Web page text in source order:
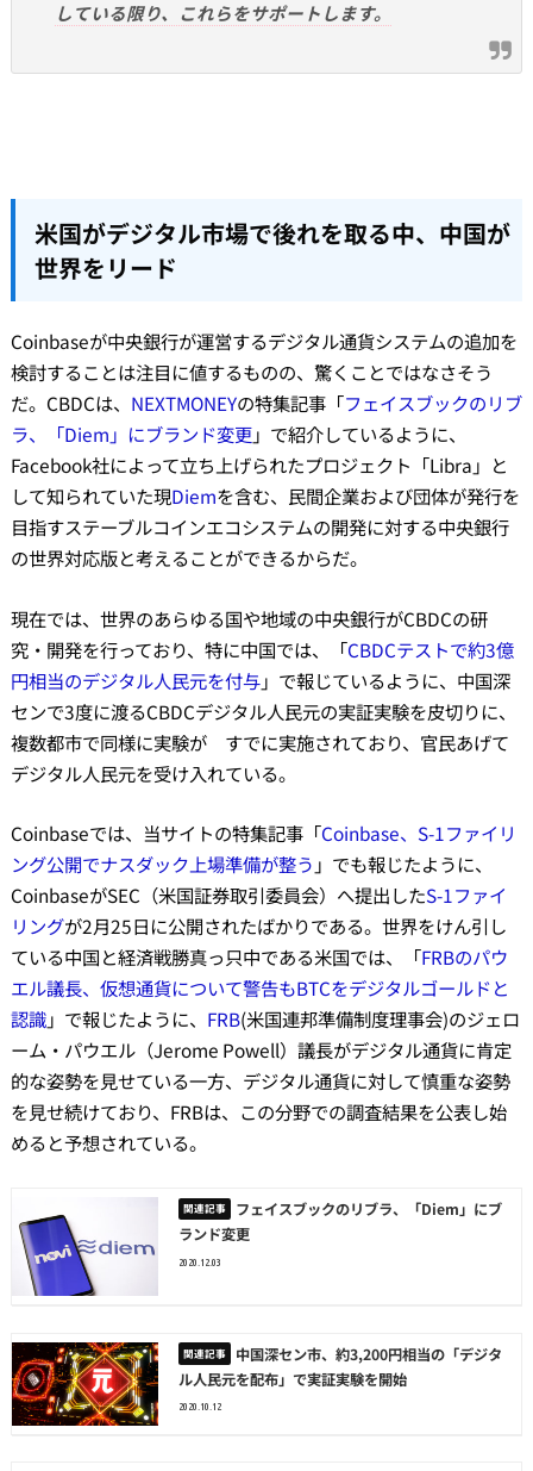
している限り、これらをサポートします。
米国がデジタル市場で後れを取る中、中国が
世界をリード
Coinbaseが中央銀行が運営するデジタル通貨システムの追加を
検討することは注目に値するものの、驚くことではなさそう
だ。CBDCは、 NEXTMONEYの特集記事「フェイスブックのリブ
ラ、「Diem」にブランド変更」で紹介しているように、
Facebook社によって立ち上げられたプロジェクト「Libra」と
して知られていた現Diemを含む、民間企業および団体が発行を
目指すステーブルコインエコシステムの開発に対する中央銀行
の世界対応版と考えることができるからだ。
現在では、世界のあらゆる国や地域の中央銀行がCBDCの研
究・開発を行っており、特に中国では、「CBDCテストで約3億
円相当のデジタル人民元を付与」で報じているように、中国深
センで3度に渡るCBDCデジタル人民元の実証実験を皮切りに、
複数都市で同様に実験が すでに実施されており、官民あげて
デジタル人民元を受け入れている。
Coinbaseでは、当サイトの特集記事「Coinbase、S-1ファイリ
ング公開でナスダック上場準備が整う 」でも報じたように、
CoinbaseがSEC（米国証券取引委員会）へ提出したS-1ファイ
リングが2月25日に公開されたばかりである。世界をけん引し
ている中国と経済戦勝真っ只中である米国では、「FRBのパウ
エル議長、仮想通貨について警告もBTCをデジタルゴールドと
認識」で報じたように、 FRB(米国連邦準備制度理事会)のジェロ
ーム・パウエル（Jerome Powell）議長がデジタル通貨に肯定
的な姿勢を見せている一方、デジタル通貨に対して慎重な姿勢
を見せ続けており、FRBは、この分野での調査結果を公表し始
めると予想されている。
フェイスブックのリブラ、「Diem」にブ
ランド変更
2020.12.03
中国深セン市、約3,200円相当の「デジタ
ル人民元を配布」で実証実験を開始
2020.10.12